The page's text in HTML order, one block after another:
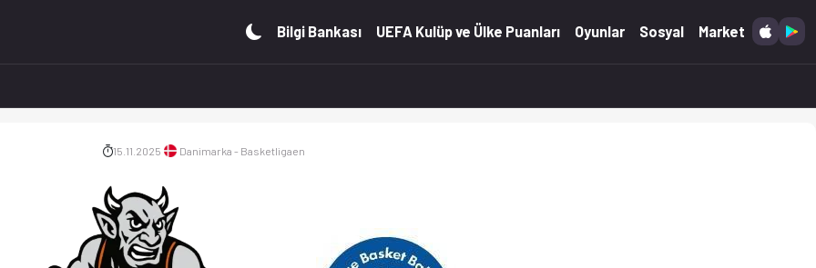
oranları Ofsayt'ta. (15.11.2025)
Bilgi Bankası UEFA Kulüp ve Ülke Puanları Oyunlar Sosyal Market
15.11.2025 Danimarka - Basketligaen